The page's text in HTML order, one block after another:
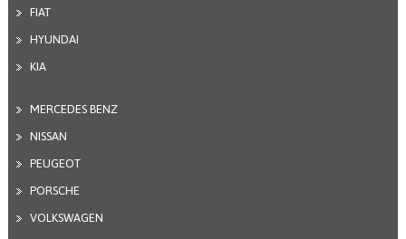
FIAT
HYUNDAI
KIA
MERCEDES BENZ
NISSAN
PEUGEOT
PORSCHE
VOLKSWAGEN